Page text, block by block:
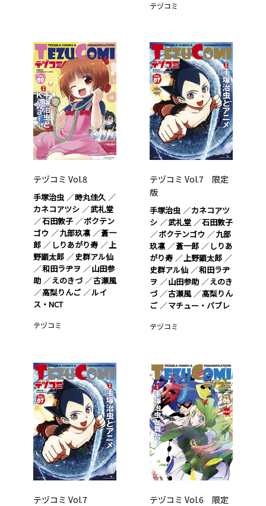
テヅコミ
テヅコミ Vol.8
手塚治虫
時丸佳久
カネコアツシ
武礼堂
石田敦子
ボクテン
ゴウ
九部玖凛
蒼一
郎
しりあがり寿
上
野顕太郎
史群アル仙
和田ラヂヲ
山田参
助
えのきづ
古瀬風
高梨りんご
ルイ
ス・NCT
テヅコミ
テヅコミ Vol.7 限定
版
手塚治虫
カネコアツ
シ
武礼堂
石田敦子
ボクテンゴウ
九部
玖凛
蒼一郎
しりあ
がり寿
上野顕太郎
史群アル仙
和田ラヂ
ヲ
山田参助
えのき
づ
古瀬風
高梨りん
ご
マチュー・バブレ
テヅコミ
テヅコミ Vol.7
テヅコミ Vol.6 限定